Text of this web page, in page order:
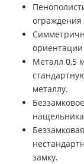
ограждения
Металл 0,5
металлу.
замку.